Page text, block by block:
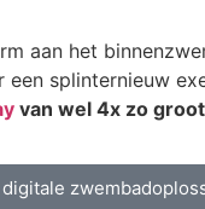
aan het
een splinternieuw
van wel 4x zo groot